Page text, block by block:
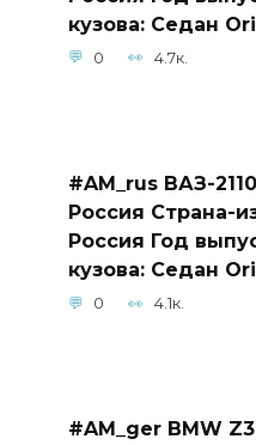
кузова: Седан
0 4.7к.
#AM_rus ВАЗ-
Россия Страна-
Россия Год
кузова: Седан
0 4.1к.
#AM_ger BMW